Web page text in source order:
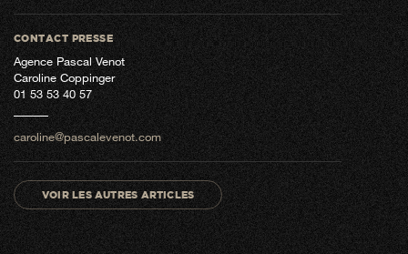
CONTACT PRESSE
Agence Pascal Venot
Caroline Coppinger
01 53 53 40 57
caroline@pascalevenot.com
VOIR LES AUTRES ARTICLES